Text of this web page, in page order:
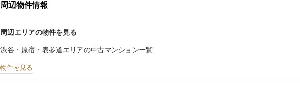
周辺物件情報
周辺エリアの物件を見る
渋谷・原宿・表参道エリアの中古マンション一覧
物件を見る